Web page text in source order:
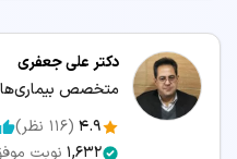
دکتر علی جعفری
متخصص
4.9
(
116 نظر)
1,632 نوبت